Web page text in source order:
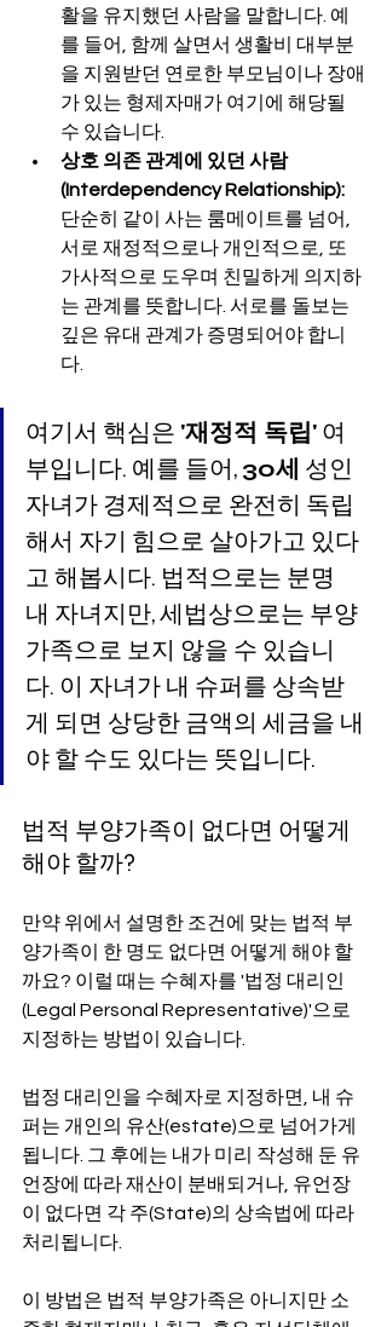
활을 유지했던 사람을 말합니다. 예
를 들어, 함께 살면서 생활비 대부분
을 지원받던 연로한 부모님이나 장애
가 있는 형제자매가 여기에 해당될
수 있습니다.
상호 의존 관계에 있던 사람
(Interdependency Relationship):
단순히 같이 사는 룸메이트를 넘어,
서로 재정적으로나 개인적으로, 또
가사적으로 도우며 친밀하게 의지하
는 관계를 뜻합니다. 서로를 돌보는
깊은 유대 관계가 증명되어야 합니
다.
여기서 핵심은 '재정적 독립' 여
부입니다. 예를 들어, 30세 성인
자녀가 경제적으로 완전히 독립
해서 자기 힘으로 살아가고 있다
고 해봅시다. 법적으로는 분명
내 자녀지만, 세법상으로는 부양
가족으로 보지 않을 수 있습니
다. 이 자녀가 내 슈퍼를 상속받
게 되면 상당한 금액의 세금을 내
야 할 수도 있다는 뜻입니다.
법적 부양가족이 없다면 어떻게
해야 할까?
만약 위에서 설명한 조건에 맞는 법적 부
양가족이 한 명도 없다면 어떻게 해야 할
까요? 이럴 때는 수혜자를 '법정 대리인
(Legal Personal Representative)'으로
지정하는 방법이 있습니다.
법정 대리인을 수혜자로 지정하면, 내 슈
퍼는 개인의 유산(estate)으로 넘어가게
됩니다. 그 후에는 내가 미리 작성해 둔 유
언장에 따라 재산이 분배되거나, 유언장
이 없다면 각 주(State)의 상속법에 따라
처리됩니다.
이 방법은 법적 부양가족은 아니지만 소